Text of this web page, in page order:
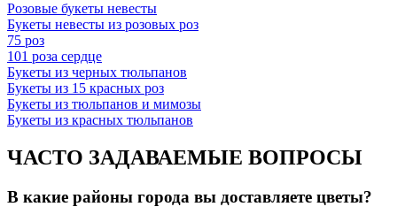
Розовые букеты невесты
Букеты невесты из розовых роз
75 роз
101 роза сердце
Букеты из черных тюльпанов
Букеты из 15 красных роз
Букеты из тюльпанов и мимозы
Букеты из красных тюльпанов
ЧАСТО ЗАДАВАЕМЫЕ ВОПРОСЫ
В какие районы города вы доставляете цветы?